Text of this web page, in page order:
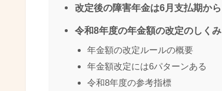
改定後の障害年金は6月支払期から
令和8年度の年金額の改定のしくみ
年金額の改定ルールの概要
年金額改定には6パターンある
令和8年度の参考指標